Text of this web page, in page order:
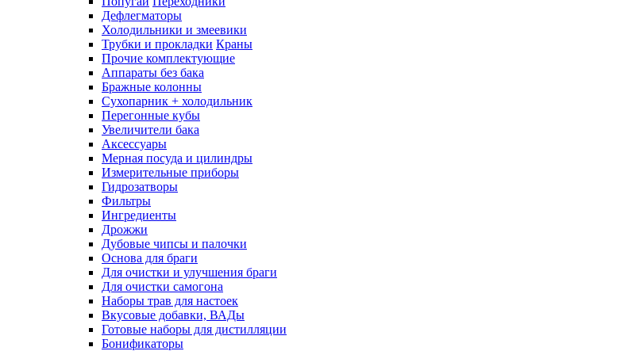
Дефлегматоры
Холодильники и змеевики
Трубки и прокладки Краны
Прочие комплектующие
Аппараты без бака
Бражные колонны
Сухопарник + холодильник
Перегонные кубы
Увеличители бака
Аксессуары
Мерная посуда и цилиндры
Измерительные приборы
Гидрозатворы
Фильтры
Ингредиенты
Дрожжи
Дубовые чипсы и палочки
Основа для браги
Для очистки и улучшения браги
Для очистки самогона
Наборы трав для настоек
Вкусовые добавки, ВАДы
Готовые наборы для дистилляции
Бонификаторы